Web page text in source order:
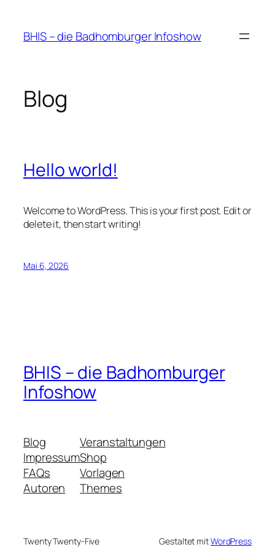
springen
BHIS – die Badhomburger Infoshow
Blog
Hello world!
Welcome to WordPress. This is your first post. Edit or
delete it, then start writing!
Mai 6, 2026
BHIS – die Badhomburger
Infoshow
Blog
Impressum
FAQs
Autoren
Veranstaltungen
Shop
Vorlagen
Themes
Twenty Twenty-Five Gestaltet mitWordPress